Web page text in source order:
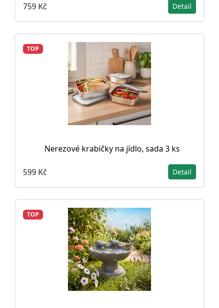
759 Kč Detail
TOP
Nerezové krabičky na jídlo, sada 3 ks
599 Kč Detail
TOP